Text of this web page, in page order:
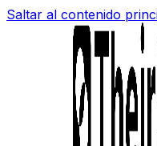
Saltar al contenido